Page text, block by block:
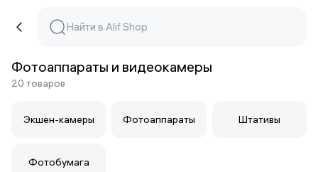
Фотоаппараты и видеокамеры
20 товаров
Экшен-камеры Фотоаппараты Штативы
Фотобумага